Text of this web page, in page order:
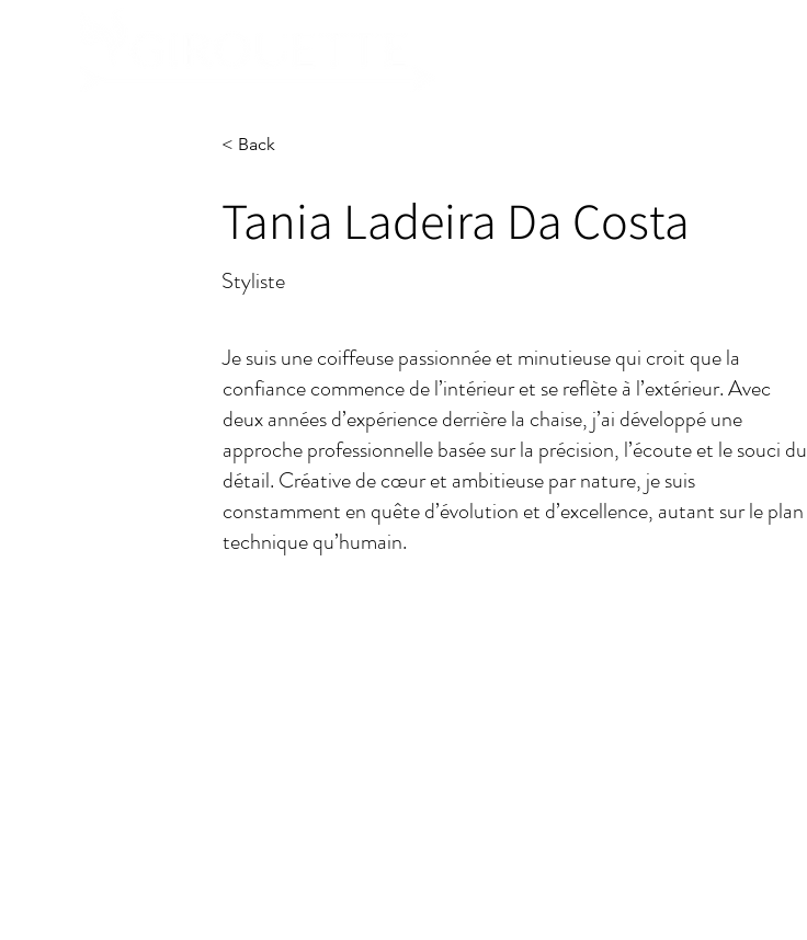
< Back
Tania Ladeira Da Costa
Styliste
Je suis une coiffeuse passionnée et minutieuse qui croit que la
confiance commence de l’intérieur et se reflète à l’extérieur. Avec
deux années d’expérience derrière la chaise, j’ai développé une
approche professionnelle basée sur la précision, l’écoute et le souci du
détail. Créative de cœur et ambitieuse par nature, je suis
constamment en quête d’évolution et d’excellence, autant sur le plan
technique qu’humain.